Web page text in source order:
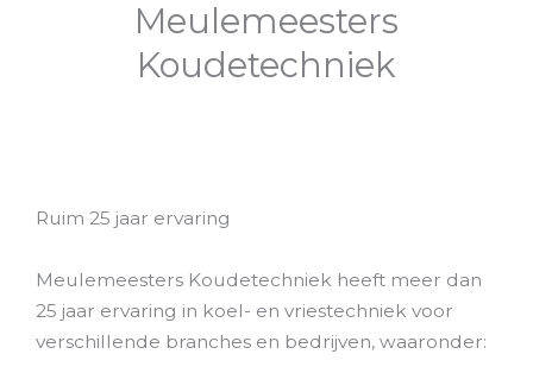
Meulemeesters
Koudetechniek
Ruim 25 jaar ervaring
Meulemeesters Koudetechniek heeft meer dan
25 jaar ervaring in koel- en vriestechniek voor
verschillende branches en bedrijven, waaronder: